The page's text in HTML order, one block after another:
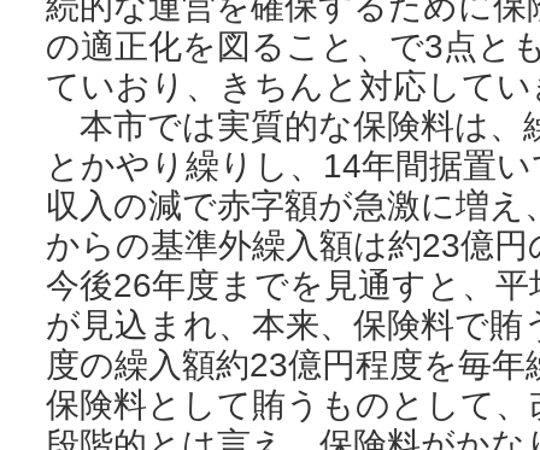
の適正化を図ること、で3点と
ていおり、きちんと対応して
本市では実質的な保険料は、
とかやり繰りし、14年間据置
収入の減で赤字額が急激に増え
からの基準外繰入額は約23億
今後26年度までを見通すと、
が見込まれ、本来、保険料で
度の繰入額約23億円程度を毎
保険料として賄うものとして